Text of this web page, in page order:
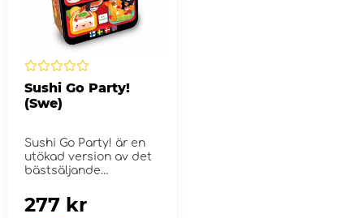
Sushi Go Party!
(Swe)
Sushi Go Party! är en
utökad version av det
bästsäljande
277 kr